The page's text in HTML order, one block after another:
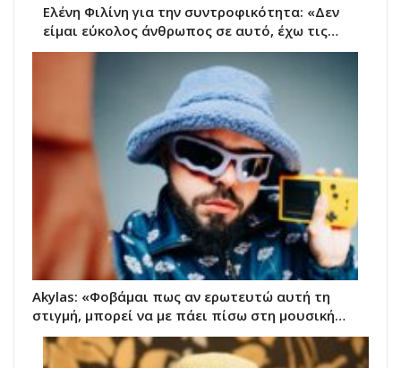
Ελένη Φιλίνη για την συντροφικότητα: «Δεν
είμαι εύκολος άνθρωπος σε αυτό, έχω τις…
Akylas: «Φοβάμαι πως αν ερωτευτώ αυτή τη
στιγμή, μπορεί να με πάει πίσω στη μουσική…